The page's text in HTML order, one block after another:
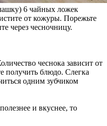
6 чайных ложек
от кожуры. Порежьте
через чесночницу.
чеснока зависит от
получить блюдо. Слегка
одним зубчиком
и вкуснее, то